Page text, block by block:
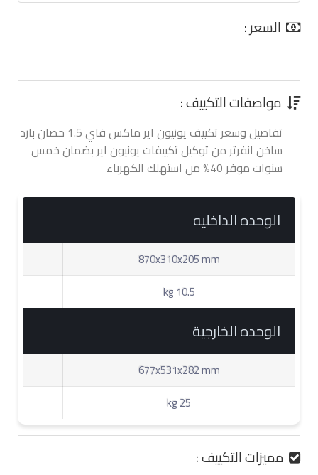
السعر :
مواصفات التكييف :
تفاصيل وسعر تكييف يونيون اير ماكس فاي 1.5 حصان بارد
ساخن انفرتر من توكيل تكييفات يونيون اير بضمان خمس
سنوات موفر 40% من استهلك الكهرباء
الوحده الداخليه
870x310x205 mm
10.5 kg
الوحده الخارجية
677x531x282 mm
25 kg
مميزات التكييف :